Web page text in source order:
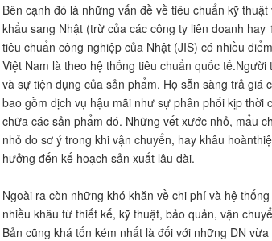
Bên cạnh đó là những vấn đề về tiêu chuẩn kỹ
khẩu sang Nhật (trừ của các công ty liên doanh
tiêu chuẩn công nghiệp của Nhật (JIS) có nhiều
Việt Nam là theo hệ thống tiêu chuẩn quốc
và sự tiện dụng của sản phẩm. Họ sẵn sàng trả giá
bao gồm dịch vụ hậu mãi như sự phân phối kịp
chữa các sản phẩm đó. Những vết xước nhỏ, mẩu
nhỏ do sơ ý trong khi vận chuyển, hay khâu
hưởng đến kế hoạch sản xuất lâu dài.
Ngoài ra còn những khó khăn về chi phí và hệ
nhiều khâu từ thiết kế, kỹ thuật, bảo quản, vận
Bản cũng khá tốn kém nhất là đối với những DN